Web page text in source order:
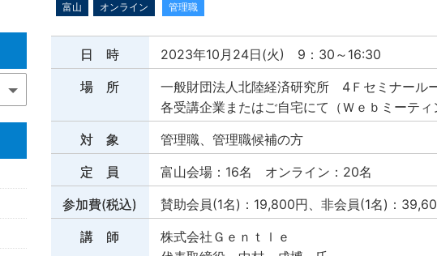
富山 オンライン 管理職
日 時
2023年10月24日(火) 9：30～16:30
場 所
一般財団法人北陸経済研究所 4Ｆセミナール
各受講企業またはご自宅にて（Ｗｅｂミーテ
対 象
管理職、管理職候補の方
定 員
富山会場：16名 オンライン：20名
参加費(税込)
賛助会員(1名)：19,800円、非会員(1名)：
講 師
株式会社Ｇｅｎｔｌｅ